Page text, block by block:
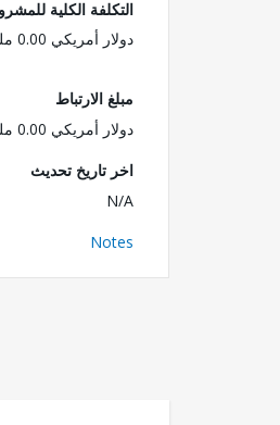
التكلفة الكلية
دولار أمريكي 0.00 مليون
مبلغ الارتباط
دولار أمريكي 0.00 مليون
اخر تاريخ تحديث
N/A
Notes